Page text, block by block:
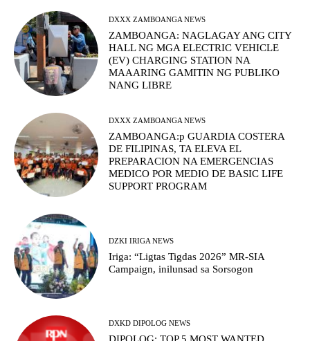
DXXX ZAMBOANGA NEWS
ZAMBOANGA: NAGLAGAY ANG CITY
HALL NG MGA ELECTRIC VEHICLE
(EV) CHARGING STATION NA
MAAARING GAMITIN NG PUBLIKO
NANG LIBRE
DXXX ZAMBOANGA NEWS
ZAMBOANGA:p GUARDIA COSTERA
DE FILIPINAS, TA ELEVA EL
PREPARACION NA EMERGENCIAS
MEDICO POR MEDIO DE BASIC LIFE
SUPPORT PROGRAM
DZKI IRIGA NEWS
Iriga: “Ligtas Tigdas 2026” MR-SIA
Campaign, inilunsad sa Sorsogon
DXKD DIPOLOG NEWS